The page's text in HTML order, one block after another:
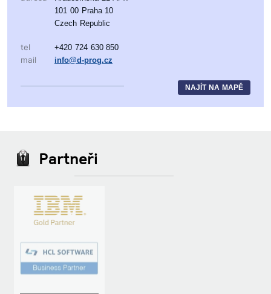
101 00 Praha 10
Czech Republic
tel +420 724 630 850
mail info@d-prog.cz
NAJÍT NA MAPĚ
Partneři